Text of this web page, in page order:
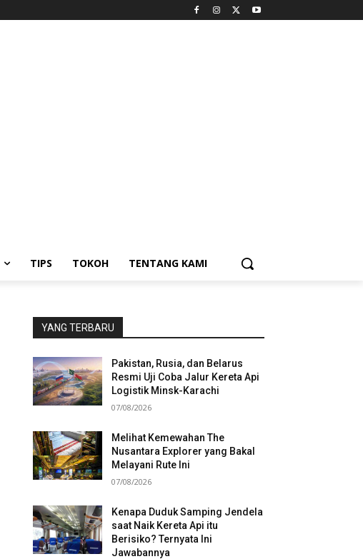
TIPS TOKOH TENTANG KAMI
YANG TERBARU
Pakistan, Rusia, dan Belarus
Resmi Uji Coba Jalur Kereta Api
Logistik Minsk-Karachi
07/08/2026
Melihat Kemewahan The
Nusantara Explorer yang Bakal
Melayani Rute Ini
07/08/2026
Kenapa Duduk Samping Jendela
saat Naik Kereta Api itu
Berisiko? Ternyata Ini
Jawabannya